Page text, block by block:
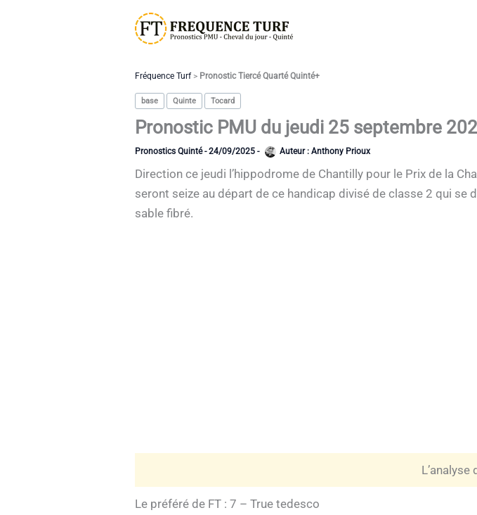
Fréquence Turf> Pronostic Tiercé Quarté Quinté+
base Quinte Tocard
Pronostic PMU du jeudi 25 septembre
Pronostics Quinté-24/09/2025 - Auteur : Anthony Prioux
Direction ce jeudi l’hippodrome de Chantilly pour le Prix de la
seront seize au départ de ce handicap divisé de classe 2 qui
sable fibré.
L’analyse
Le préféré de FT : 7 – True tedesco